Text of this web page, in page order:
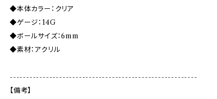
◆本体カラー：クリア
◆ゲージ：14G
◆ボールサイズ：6mm
◆素材：アクリル
---------------------------------------------------------
【備考】